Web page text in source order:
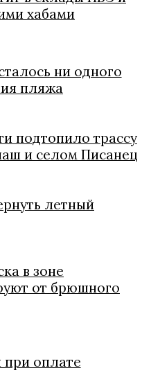
хабами
ни одного
пляжа
подтопило трассу
и селом Писанец
летный
в зоне
от брюшного
при оплате